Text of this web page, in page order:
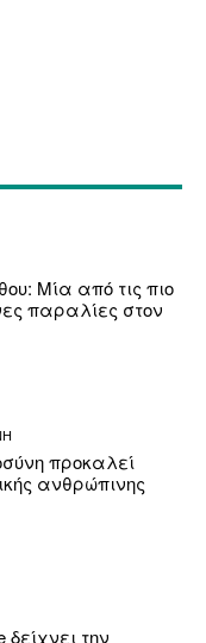
Μία από τις πιο
παραλίες στον
προκαλεί
ανθρώπινης
δείχνει την